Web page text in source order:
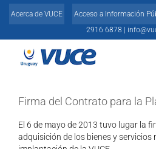
Skip
Acerca de VUCE Acceso a Información
2916 6878 |
Firma del Contrato para la
El 6 de mayo de 2013 tuvo lugar la
adquisición de los bienes y servicios